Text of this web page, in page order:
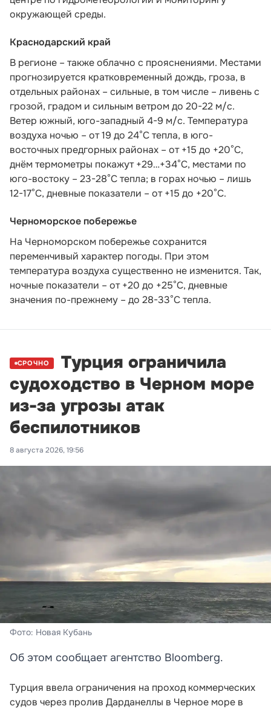
окружающей среды.
Краснодарский край
В регионе – также облачно с прояснениями. Местами
прогнозируется кратковременный дождь, гроза, в
отдельных районах – сильные, в том числе – ливень с
грозой, градом и сильным ветром до 20-22 м/с.
Ветер южный, юго-западный 4-9 м/с. Температура
воздуха ночью – от 19 до 24°С тепла, в юго-
восточных предгорных районах – от +15 до +20°С,
днём термометры покажут +29…+34°С, местами по
юго-востоку – 23-28°С тепла; в горах ночью – лишь
12-17°С, дневные показатели – от +15 до +20°С.
Черноморское побережье
На Черноморском побережье сохранится
переменчивый характер погоды. При этом
температура воздуха существенно не изменится. Так,
ночные показатели – от +20 до +25°С, дневные
значения по-прежнему – до 28-33°С тепла.
СРОЧНО
Турция ограничила
судоходство в Черном море
из-за угрозы атак
беспилотников
8 августа 2026, 19:56
Фото: Новая Кубань
Об этом сообщает агентство Bloomberg.
Турция ввела ограничения на проход коммерческих
судов через пролив Дарданеллы в Черное море в